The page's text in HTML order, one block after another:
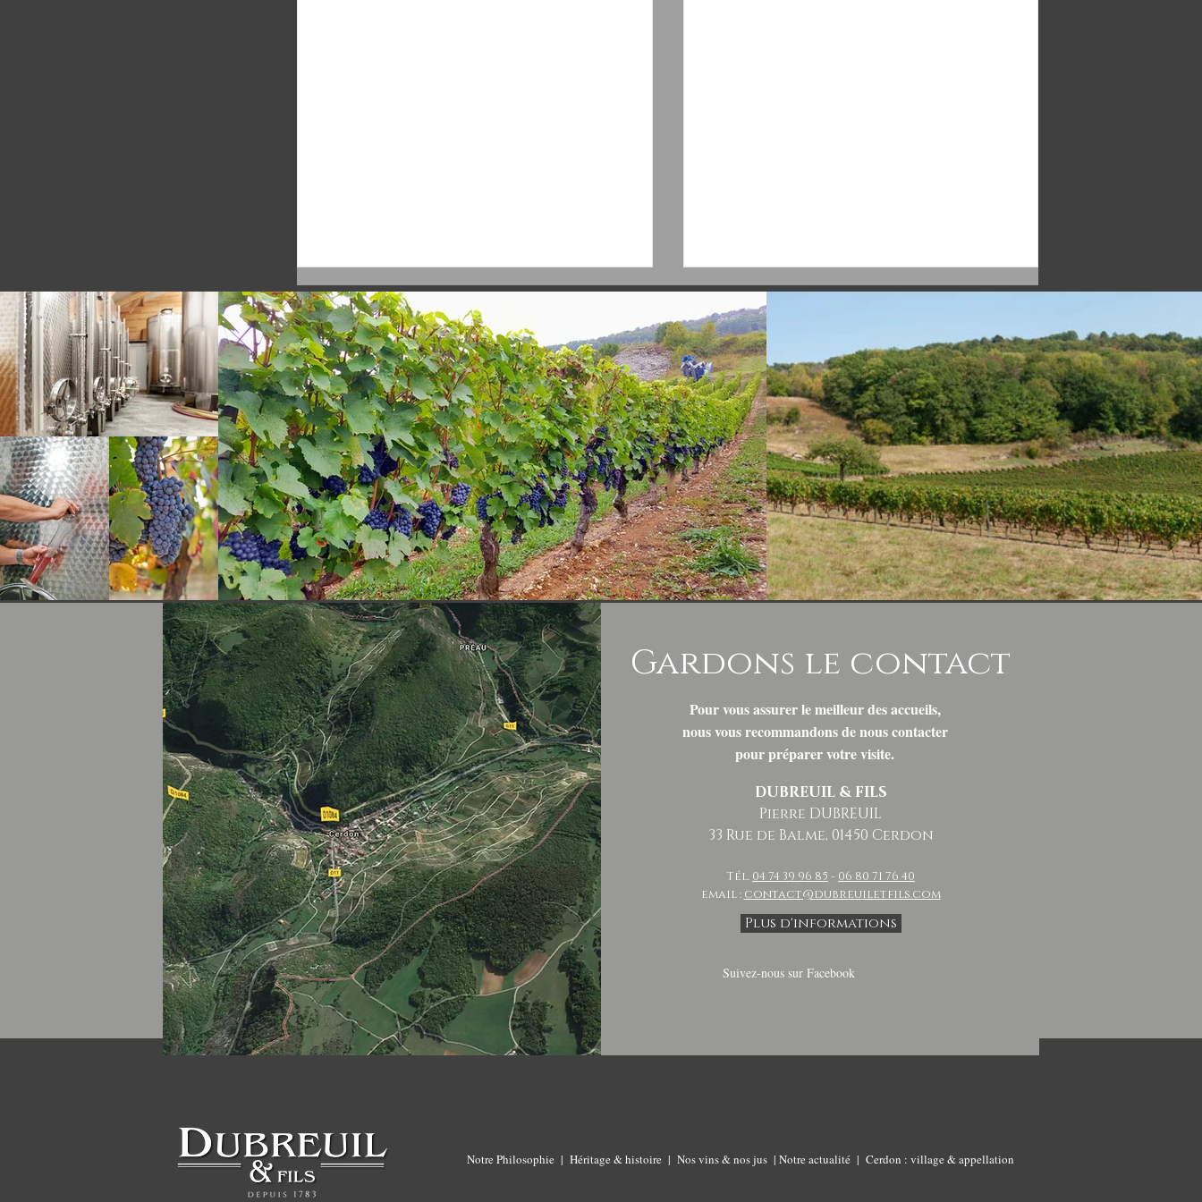
Cerdon, Prosecco, Lambrusco :
quelles différences entre ces vins
pétillants ?
Plantation du Poulsard à Cerdon :
une histoire de famille au
Domaine Dubreuil et Fils
Gardons le contact
Pour vous assurer le meilleur des accueils,
nous vous recommandons de nous contacter
pour préparer votre visite.
DUBREUIL & FILS
Pierre DUBREUIL
33 Rue de Balme, 01450 Cerdon
Tél. 04 74 39 96 85 - 06 80 71 76 40
email : contact@dubreuiletfils.com
Plus d'informations
Suivez-nous sur Facebook
Notre Philosophie | Héritage & histoire | Nos vins & nos jus | Notre actualité | Cerdon : village & appellation